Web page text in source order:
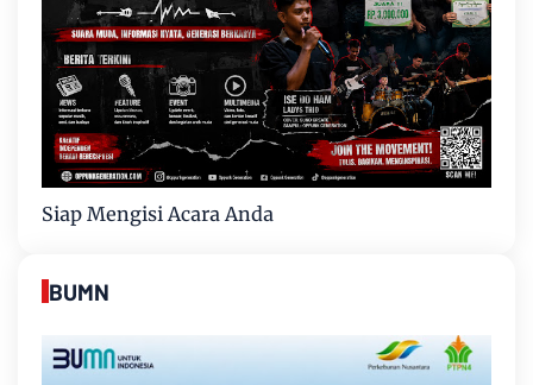
Siap Mengisi Acara Anda
BUMN